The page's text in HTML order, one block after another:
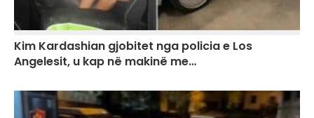
Kim Kardashian gjobitet nga policia e Los
Angelesit, u kap në makinë me…